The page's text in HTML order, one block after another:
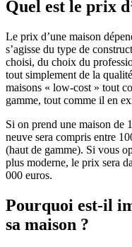
Quel est le prix
Le prix d’une maison
s’agisse du type de
choisi, du choix du
tout simplement de la
maisons « low-cost » tout
gamme, tout comme il en
Si on prend une maison de
neuve sera compris entre
(haut de gamme). Si vous
plus moderne, le prix sera
000 euros.
Pourquoi est-il
sa maison ?